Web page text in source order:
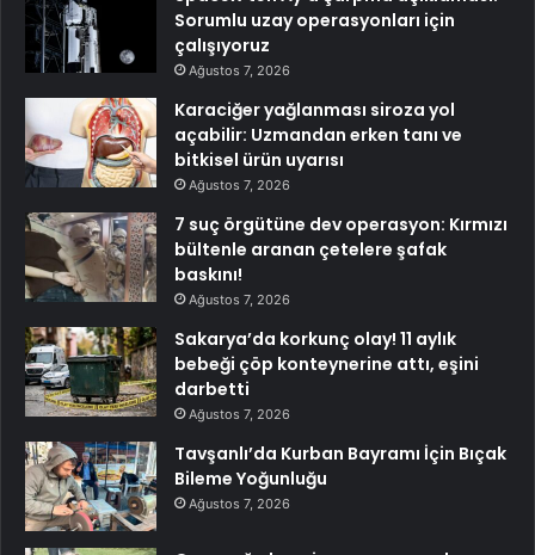
Sorumlu uzay operasyonları için
çalışıyoruz
Ağustos 7, 2026
Karaciğer yağlanması siroza yol
açabilir: Uzmandan erken tanı ve
bitkisel ürün uyarısı
Ağustos 7, 2026
7 suç örgütüne dev operasyon: Kırmızı
bültenle aranan çetelere şafak
baskını!
Ağustos 7, 2026
Sakarya’da korkunç olay! 11 aylık
bebeği çöp konteynerine attı, eşini
darbetti
Ağustos 7, 2026
Tavşanlı’da Kurban Bayramı İçin Bıçak
Bileme Yoğunluğu
Ağustos 7, 2026